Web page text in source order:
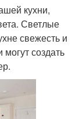
кухни,
Светлые
свежесть и
создать